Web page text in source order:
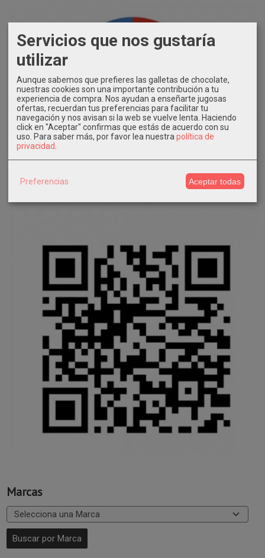
Marcas
Servicios que nos gustaría
utilizar
Aunque sabemos que prefieres las galletas de chocolate,
nuestras cookies son una importante contribución a tu
experiencia de compra. Nos ayudan a enseñarte jugosas
ofertas, recuerdan tus preferencias para facilitar tu
navegación y nos avisan si la web se vuelve lenta. Haciendo
click en "Aceptar" confirmas que estás de acuerdo con su
uso. Para saber más, por favor lea nuestra política de
privacidad
Preferencias Aceptar todas